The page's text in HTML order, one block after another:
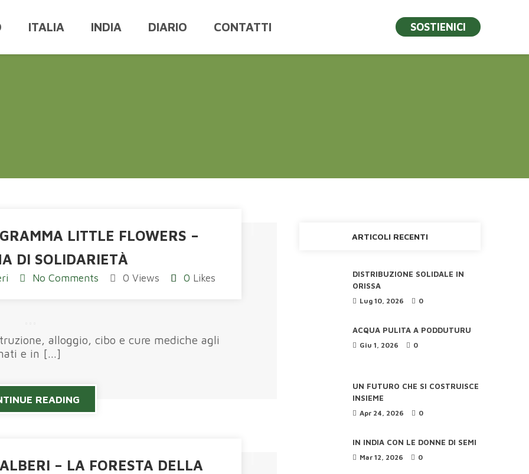
ITALIA INDIA DIARIO CONTATTI SOSTIENICI
LITTLE FLOWERS –
DI SOLIDARIETÀ
No Comments 0 Views 0 Likes
alloggio, cibo e cure mediche agli
e in [...]
READING
– LA FORESTA DELLA
ARTICOLI RECENTI
DISTRIBUZIONE SOLIDALE IN
ORISSA
Lug 10, 2026 0
ACQUA PULITA A PODDUTURU
Giu 1, 2026 0
UN FUTURO CHE SI COSTRUISCE
INSIEME
Apr 24, 2026 0
IN INDIA CON LE DONNE DI SEMI
Mar 12, 2026 0